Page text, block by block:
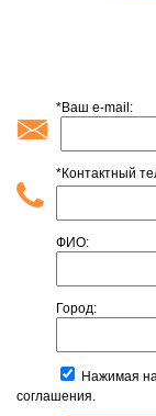
*Ваш e-mail:
*Контактный
ФИО:
Город:
Нажимая
соглашения.